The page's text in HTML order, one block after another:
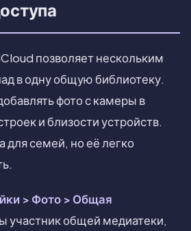
позволяет нескольким
в одну общую библиотеку.
фото с камеры в
и близости устройств.
для семей, но её легко
> Фото > Общая
участник общей медиатеки,